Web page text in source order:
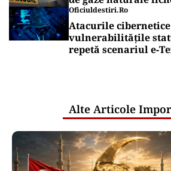
ACTUALITATE
A3, secțiunea
Sălajului, intră în
se mai lucrează în
cercetare și
Puterea Financiara
Transgaz vrea să
dezvoltatorul unui